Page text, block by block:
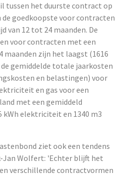
tussen het duurste contract op
de goedkoopste voor contracten
van 12 tot 24 maanden. De
voor contracten met een
maanden zijn het laagst (1616
gemiddelde totale jaarkosten
en belastingen) voor
en gas voor een
met een gemiddeld
kWh elektriciteit en 1340 m3
ziet ook een tendens
Jan Wolfert: 'Echter blijft het
verschillende contractvormen